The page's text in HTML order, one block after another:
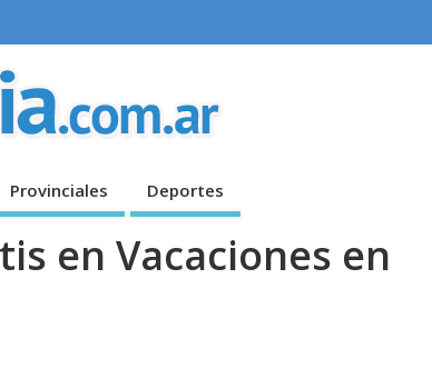
Provinciales Deportes
en Vacaciones en